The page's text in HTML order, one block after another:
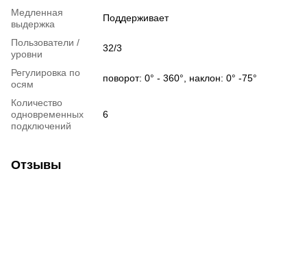
Медленная
выдержка
Поддерживает
Пользователи /
уровни
32/3
Регулировка по
осям
поворот: 0° - 360°, наклон: 0° -75°
Количество
одновременных
подключений
6
Отзывы